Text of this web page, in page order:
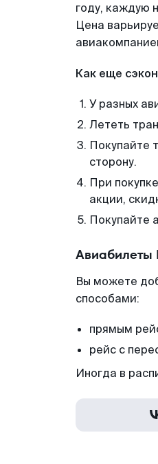
году, каждую
Цена
Как еще
У разных
Лететь
Покупайте
сторону.
При
акции,
Покупайте
Авиабилеты
Вы можете
способами:
прямым
рейс с
Иногда в